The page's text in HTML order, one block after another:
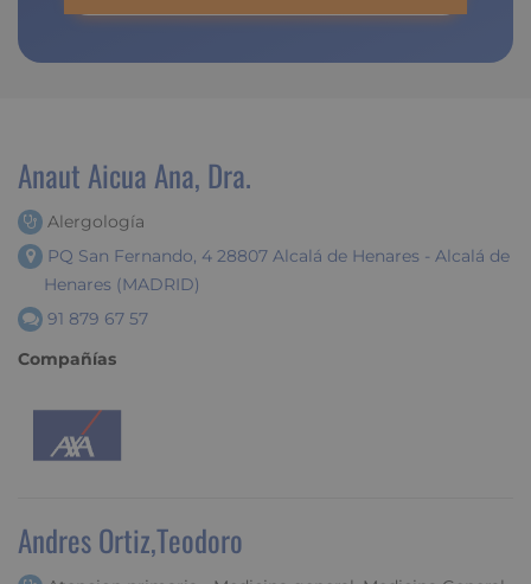
Anaut Aicua Ana, Dra.
Alergología
PQ San Fernando, 4 28807 Alcalá de Henares - Alcalá de
Henares (MADRID)
91 879 67 57
Compañías
Andres Ortiz,Teodoro